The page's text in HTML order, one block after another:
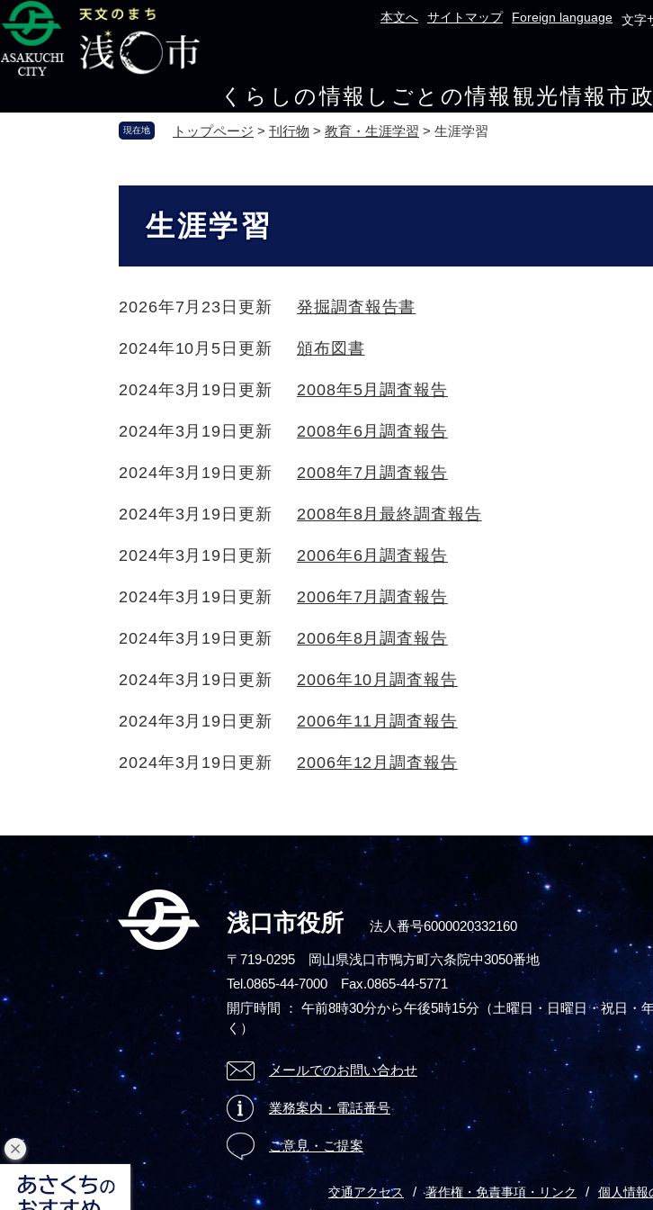
ペ
ー
ジ
メ
ニ
ュ
本文へ サイトマップ Foreign language 文字
くらしの情報 しごとの情報観光情報市
現在地 トップページ > 刊行物 > 教育・生涯学習 > 生涯学習
生涯学習
2026年7月23日更新 発掘調査報告書
2024年10月5日更新 頒布図書
2024年3月19日更新 2008年5月調査報告
2024年3月19日更新 2008年6月調査報告
2024年3月19日更新 2008年7月調査報告
2024年3月19日更新 2008年8月最終調査報告
2024年3月19日更新 2006年6月調査報告
2024年3月19日更新 2006年7月調査報告
2024年3月19日更新 2006年8月調査報告
2024年3月19日更新 2006年10月調査報告
2024年3月19日更新 2006年11月調査報告
2024年3月19日更新 2006年12月調査報告
浅口市役所 法人番号6000020332160
〒719-0295 岡山県浅口市鴨方町六条院中3050番地
Tel.0865-44-7000 Fax.0865-44-5771
開庁時間 ： 午前8時30分から午後5時15分 （土曜日・日曜日・祝日・
く）
メールでのお問い合わせ
業務案内・電話番号
ご意見・ご提案
交通アクセス 著作権・免責事項・リンク 個人情報
閉
じ
る